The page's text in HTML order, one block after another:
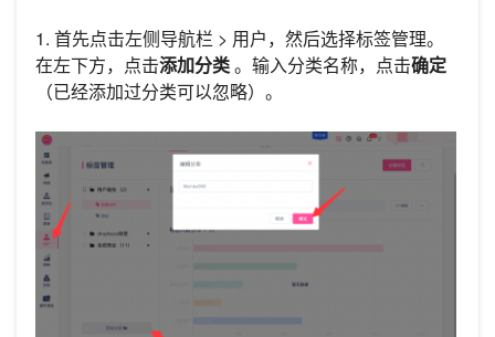
1. 首先点击左侧导航栏 > 用户，然后选择标签管理。
在左下方，点击添加分类。输入分类名称，点击确定
（已经添加过分类可以忽略）。